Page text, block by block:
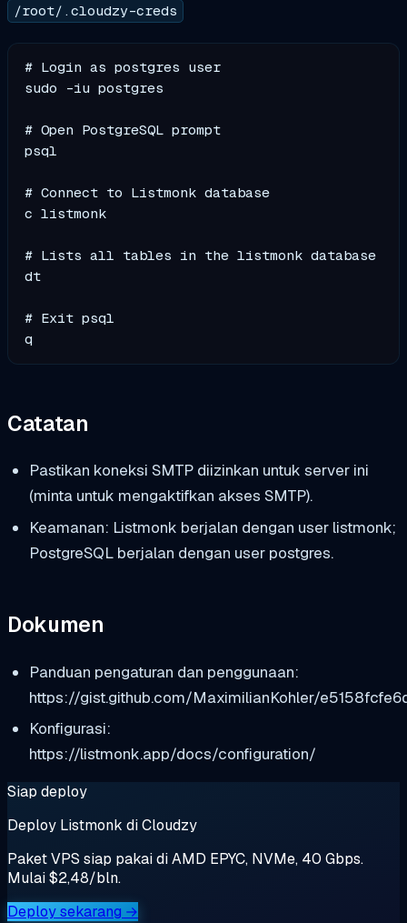
/root/.cloudzy-creds
# Login as postgres user
sudo -iu postgres
# Open PostgreSQL prompt
psql
# Connect to Listmonk database
c listmonk
# Lists all tables in the listmonk database
dt
# Exit psql
Catatan
Pastikan koneksi SMTP diizinkan untuk server ini
(minta untuk mengaktifkan akses SMTP).
Keamanan: Listmonk berjalan dengan user listmonk;
PostgreSQL berjalan dengan user postgres.
Dokumen
Panduan pengaturan dan penggunaan:
https://gist.github.com/MaximilianKohler/
Konfigurasi:
https://listmonk.app/docs/configuration/
Siap deploy
Deploy Listmonk di Cloudzy
Paket VPS siap pakai di AMD EPYC, NVMe, 40 Gbps.
Mulai $2,48/bln.
Deploy sekarang →